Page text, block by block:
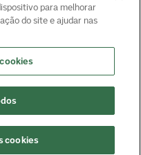
para melhorar
do site e ajudar nas
cookies